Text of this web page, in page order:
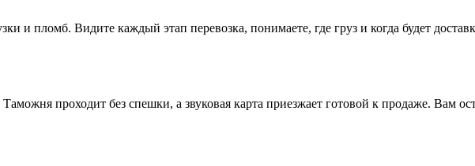
и пломб. Видите каждый этап перевозка, понимаете, где груз и когда будет
проходит без спешки, а звуковая карта приезжает готовой к продаже. Вам